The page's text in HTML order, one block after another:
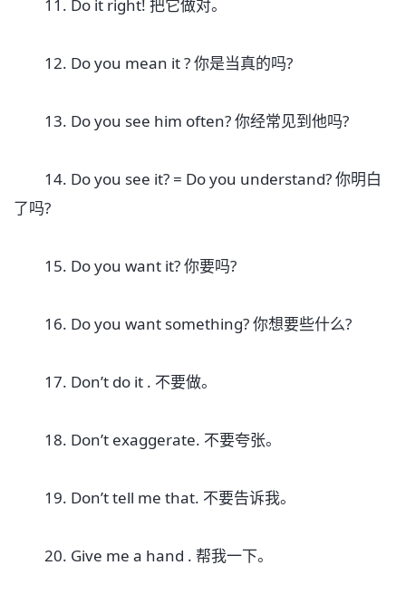
11. Do it right! 把它做对。
12. Do you mean it ? 你是当真的吗?
13. Do you see him often? 你经常见到他吗?
14. Do you see it? = Do you understand? 你明白
了吗?
15. Do you want it? 你要吗?
16. Do you want something? 你想要些什么?
17. Don’t do it . 不要做。
18. Don’t exaggerate. 不要夸张。
19. Don’t tell me that. 不要告诉我。
20. Give me a hand . 帮我一下。